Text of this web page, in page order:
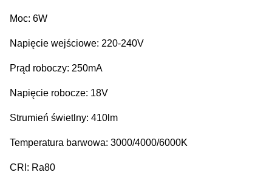
Moc: 6W
Napięcie wejściowe: 220-240V
Prąd roboczy: 250mA
Napięcie robocze: 18V
Strumień świetlny: 410lm
Temperatura barwowa: 3000/4000/6000K
CRI: Ra80